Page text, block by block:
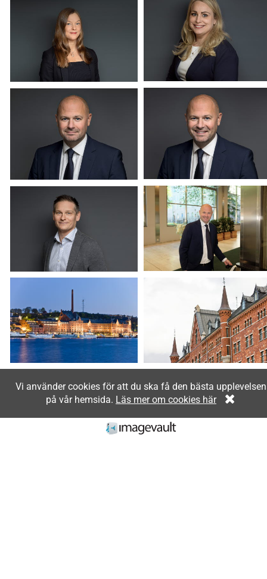
Vi använder cookies för att du ska få den bästa upplevelsen
på vår hemsida. Läs mer om cookies här